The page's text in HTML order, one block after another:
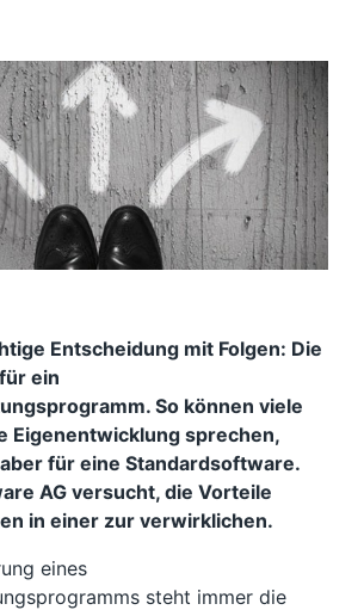
Entscheidung mit Folgen: Die
ein
So können viele
Eigenentwicklung sprechen,
für eine Standardsoftware.
AG versucht, die Vorteile
in einer zur verwirklichen.
eines
steht immer die